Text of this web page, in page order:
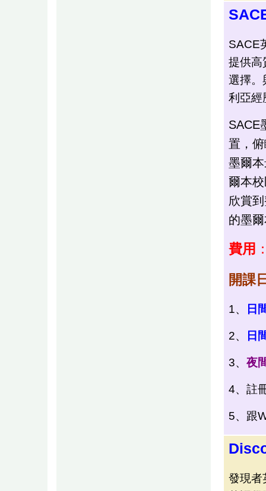
SACE
提供高
選擇。
利亞經
SACE
置，
墨爾
爾本
欣賞
的墨
費用
開課
1、 日
2、 日
3、 夜
4、註
5、跟
發現者